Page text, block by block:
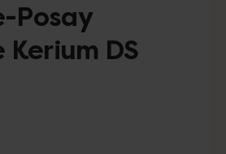
Posay
Kerium DS